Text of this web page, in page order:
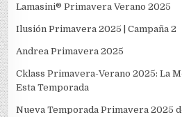
Lamasini® Primavera Verano 2025
Ilusión Primavera 2025 | Campaña 2
Andrea Primavera 2025
Cklass Primavera-Verano 2025: La
Esta Temporada
Nueva Temporada Primavera 2025